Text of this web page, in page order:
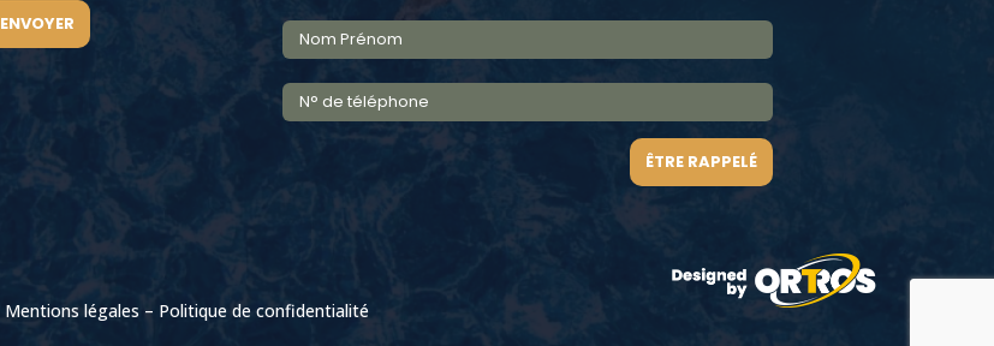
ENVOYER
ÊTRE RAPPELÉ
Mentions légales – Politique de confidentialité